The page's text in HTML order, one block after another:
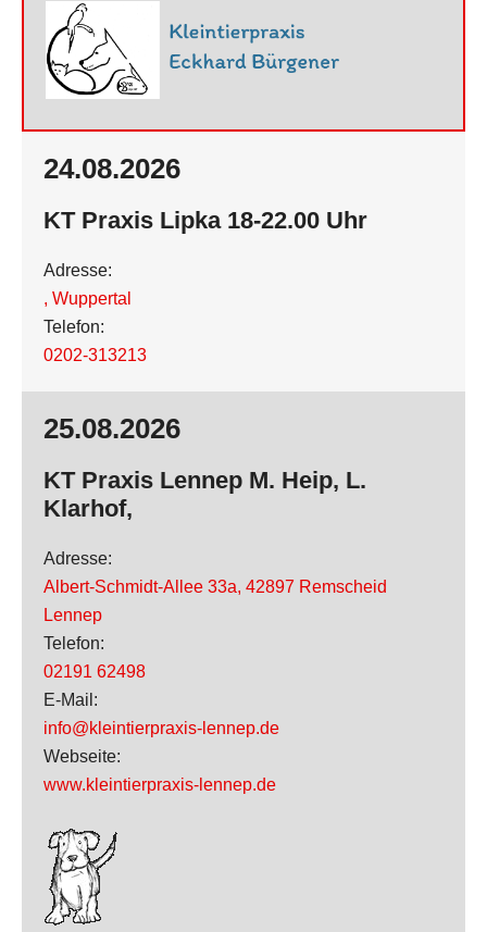
24.08.2026
KT Praxis Lipka 18-22.00 Uhr
Adresse:
, Wuppertal
Telefon:
0202-313213
25.08.2026
KT Praxis Lennep M. Heip, L.
Klarhof,
Adresse:
Albert-Schmidt-Allee 33a, 42897 Remscheid
Lennep
Telefon:
02191 62498
E-Mail:
info@kleintierpraxis-lennep.de
Webseite:
www.kleintierpraxis-lennep.de